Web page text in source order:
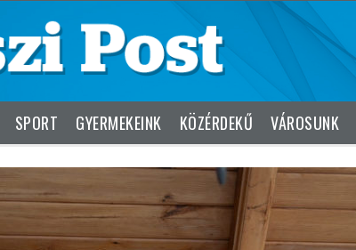
SPORT GYERMEKEINK KÖZÉRDEKŰ VÁROSUNK